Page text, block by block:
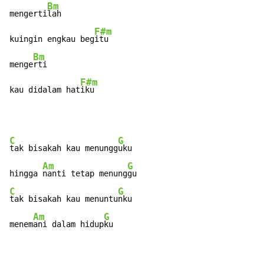
mengerti
Bm
lah
kuingin engkau beg
F#m
itu
menge
Bm
rti
kau didalam hat
F#m
iku
C
tak bisakah kau menungg
G
uku
hingga
Am
nanti tetap menung
G
C
tak bisakah kau menuntu
G
nku
menem
Am
ani dalam hidup
G
ku